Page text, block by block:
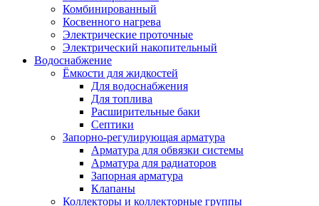
Комбинированный
Косвенного нагрева
Электрические проточные
Электрический накопительный
Водоснабжение
Ёмкости для жидкостей
Для водоснабжения
Для топлива
Расширительные баки
Септики
Запорно-регулирующая арматура
Арматура для обвязки системы
Арматура для радиаторов
Запорная арматура
Клапаны
Коллекторы и коллекторные группы